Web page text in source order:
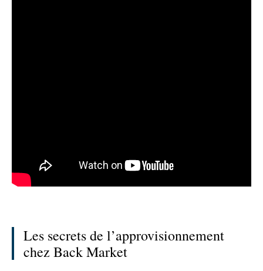
Les secrets de l’approvisionnement
chez Back Market